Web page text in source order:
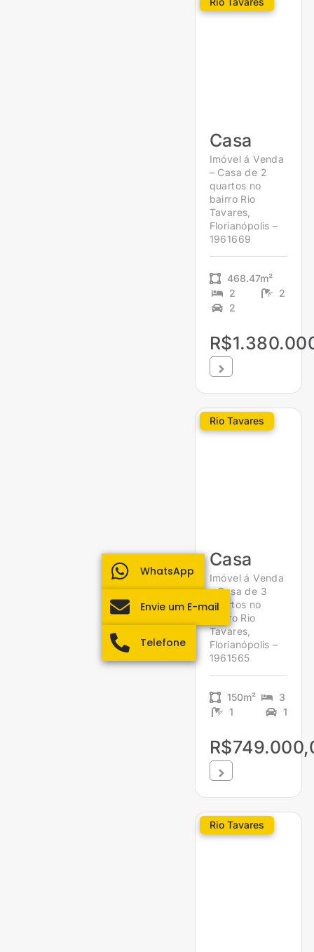
Casa
Imóvel á Venda
– Casa de 2
quartos no
bairro Rio
Tavares,
Florianópolis –
1961669
468.47m²
2
2
2
Rio Tavares
Casa
Imóvel á Venda
– Casa de 3
quartos no
bairro Rio
Tavares,
Florianópolis –
1961565
150m²
3
1
1
Rio Tavares
WhatsApp
Envie um E-mail
Telefone